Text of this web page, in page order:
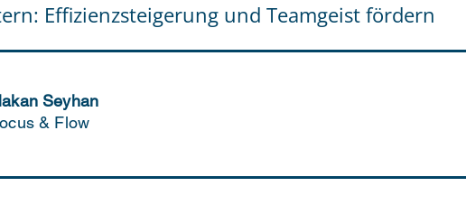
Effizienzsteigerung und Teamgeist fördern
Seyhan
& Flow